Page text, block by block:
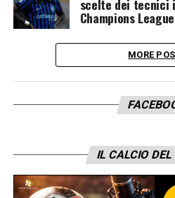
scelte dei tecnici
Champions League
MORE
IL CALCIO DEL